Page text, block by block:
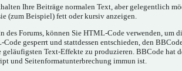
Ihre Beiträge normalen Text, aber gelegentlich
(zum Beispiel) fett oder kursiv anzeigen.
des Forums, können Sie HTML-Code verwenden, um
gesperrt und stattdessen entschieden, den
Text-Effekte zu produzieren. BBCode hat
und Seitenformatunterbrechung immun ist.